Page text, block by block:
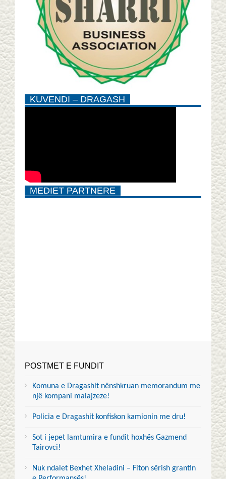
KUVENDI – DRAGASH
MEDIET PARTNERE
POSTMET E FUNDIT
Komuna e Dragashit nënshkruan memorandum me
një kompani malajzeze!
Policia e Dragashit konfiskon kamionin me dru!
Sot i jepet lamtumira e fundit hoxhës Gazmend
Tairovci!
Nuk ndalet Bexhet Xheladini – Fiton sërish grantin